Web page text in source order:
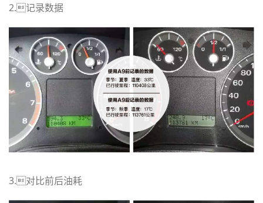
2.记录数据
3.对比前后油耗